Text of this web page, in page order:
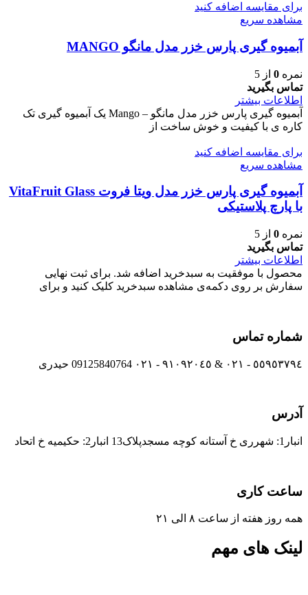
برای مقایسه اضافه کنید
مشاهده سریع
آبمیوه گیری پارس خزر مدل مانگو MANGO
نمره 0 از 5
تماس بگیرید
اطلاعات بیشتر
آبمیوه گیری پارس خزر مدل مانگو – Mango یک آبمیوه گیری تک
کاره ی با کیفیت و خوش ساخت از
برای مقایسه اضافه کنید
مشاهده سریع
آبمیوه گیری پارس خزر مدل ویتا فروت VitaFruit Glass
با پارچ پلاستیکی
نمره 0 از 5
تماس بگیرید
اطلاعات بیشتر
محصول با موفقیت به سبدخرید اضافه شد. برای ثبت نهایی
سفارش بر روی دکمه‌ی مشاهده سبدخرید کلیک کنید و برای
شماره تماس
٥٥٩٥٣٧٩٤ - ٠٢١ & ٩١٠٩٢٠٤٥ - ٠٢١ 09125840764 حیدری
آدرس
انبار1: شهرری خ آستانه کوچه مسجدپلاک13 انبار2: حکیمیه خ اتحاد
ساعت کاری
همه روز هفته از ساعت ٨ الی ۲۱
لینک های مهم